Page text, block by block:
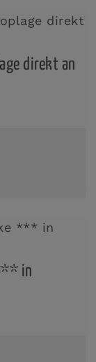
direkt an
in